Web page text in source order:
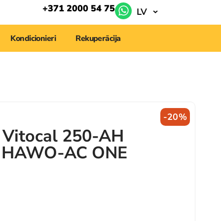
+371 2000 54 75 LV
Kondicionieri Rekuperācija
-20%
250-AH
AC ONE